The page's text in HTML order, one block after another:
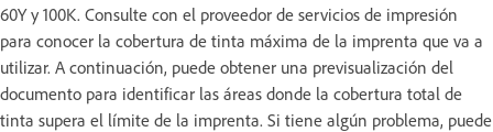
60Y y 100K. Consulte con el proveedor de servicios de impresión
para conocer la cobertura de tinta máxima de la imprenta que va a
utilizar. A continuación, puede obtener una previsualización del
documento para identificar las áreas donde la cobertura total de
tinta supera el límite de la imprenta. Si tiene algún problema, puede